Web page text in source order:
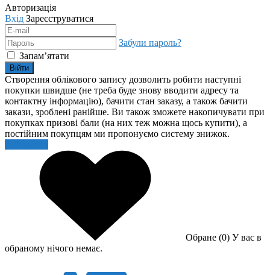
Авторизація
Вхід Зареєструватися
Забули пароль?
Запам’ятати
Війти
Створення облікового запису дозволить робити наступні
покупки швидше (не треба буде знову вводити адресу та
контактну інформацію), бачити стан заказу, а також бачити
закази, зроблені ранійше. Ви також зможете накопичувати при
покупках призові бали (на них теж можна щось купити), а
постійним покупцям ми пропонуємо систему знижок.
Обране (0) У вас в
обраному нічого немає.